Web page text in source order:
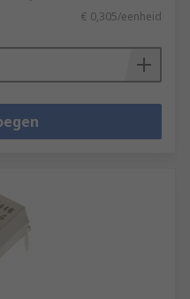
€ 0,305/eenheid